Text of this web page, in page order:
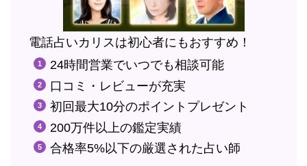
電話占いカリスは初心者にもおすすめ！
24時間営業でいつでも相談可能
口コミ・レビューが充実
初回最大10分のポイントプレゼント
200万件以上の鑑定実績
合格率5%以下の厳選された占い師